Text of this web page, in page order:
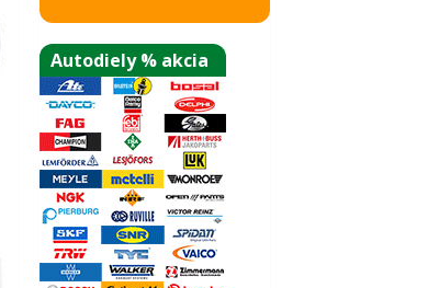
Autodiely % akcia